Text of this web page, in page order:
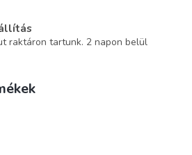
raktáron tartunk. 2 napon belül